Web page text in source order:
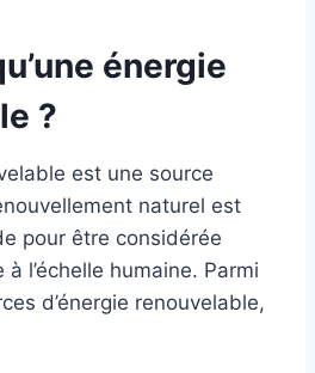
énergie
?
est une source
naturel est
pour être considérée
l’échelle humaine. Parmi
d’énergie renouvelable,